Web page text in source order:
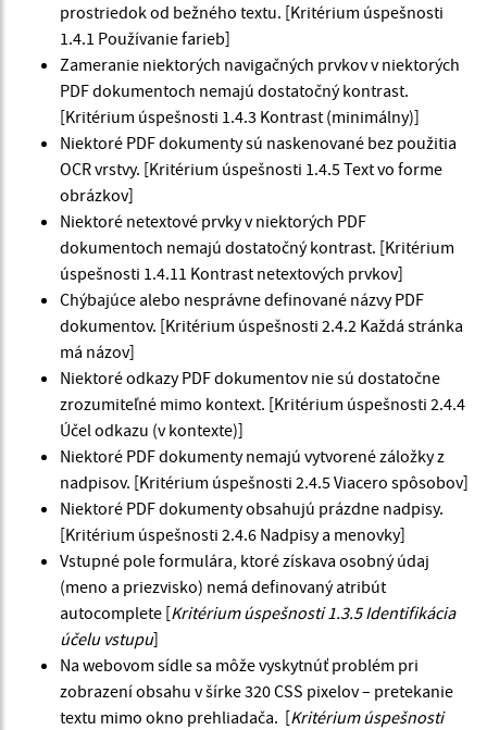
prostriedok od bežného textu. [Kritérium úspešnosti
1.4.1 Používanie farieb]
Zameranie niektorých navigačných prvkov v niektorých
PDF dokumentoch nemajú dostatočný kontrast.
[Kritérium úspešnosti 1.4.3 Kontrast (minimálny)]
Niektoré PDF dokumenty sú naskenované bez použitia
OCR vrstvy. [Kritérium úspešnosti 1.4.5 Text vo forme
obrázkov]
Niektoré netextové prvky v niektorých PDF
dokumentoch nemajú dostatočný kontrast. [Kritérium
úspešnosti 1.4.11 Kontrast netextových prvkov]
Chýbajúce alebo nesprávne definované názvy PDF
dokumentov. [Kritérium úspešnosti 2.4.2 Každá stránka
má názov]
Niektoré odkazy PDF dokumentov nie sú dostatočne
zrozumiteľné mimo kontext. [Kritérium úspešnosti 2.4.4
Účel odkazu (v kontexte)]
Niektoré PDF dokumenty nemajú vytvorené záložky z
nadpisov. [Kritérium úspešnosti 2.4.5 Viacero spôsobov]
Niektoré PDF dokumenty obsahujú prázdne nadpisy.
[Kritérium úspešnosti 2.4.6 Nadpisy a menovky]
Vstupné pole formulára, ktoré získava osobný údaj
(meno a priezvisko) nemá definovaný atribút
autocomplete [Kritérium úspešnosti 1.3.5 Identifikácia
účelu vstupu]
Na webovom sídle sa môže vyskytnúť problém pri
zobrazení obsahu v šírke 320 CSS pixelov – pretekanie
textu mimo okno prehliadača. [Kritérium úspešnosti